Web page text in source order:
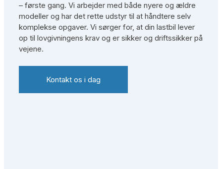
– første gang. Vi arbejder med både nyere og ældre
modeller og har det rette udstyr til at håndtere selv
komplekse opgaver. Vi sørger for, at din lastbil lever
op til lovgivningens krav og er sikker og driftssikker på
vejene.
Kontakt os i dag